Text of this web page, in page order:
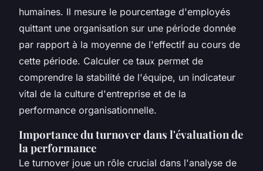
humaines. Il mesure le pourcentage d'employés
quittant une organisation sur une période donnée
par rapport à la moyenne de l'effectif au cours de
cette période. Calculer ce taux permet de
comprendre la stabilité de l'équipe, un indicateur
vital de la culture d'entreprise et de la
performance organisationnelle.
Importance du turnover dans l'évaluation de
la performance
Le turnover joue un rôle crucial dans l'analyse de